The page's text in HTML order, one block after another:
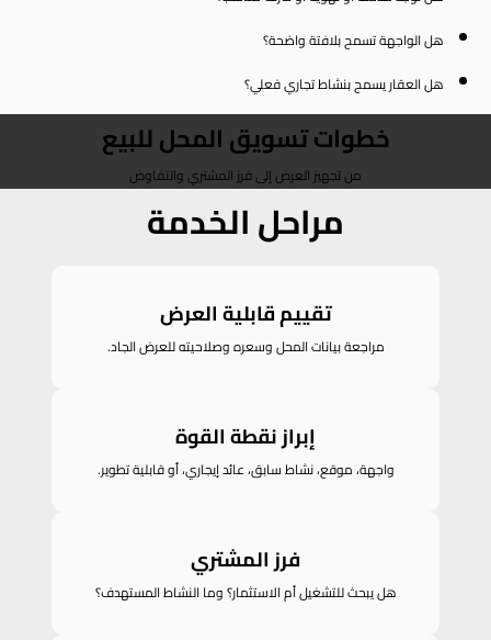
هل الواجهة تسمح بلافتة واضحة؟
هل العقار يسمح بنشاط تجاري فعلي؟
خطوات تسويق المحل للبيع
من تجهيز العرض إلى فرز المشتري والتفاوض
مراحل الخدمة
تقييم قابلية العرض
مراجعة بيانات المحل وسعره وصلاحيته للعرض الجاد.
إبراز نقطة القوة
واجهة، موقع، نشاط سابق، عائد إيجاري، أو قابلية تطوير.
فرز المشتري
هل يبحث للتشغيل أم الاستثمار؟ وما النشاط المستهدف؟